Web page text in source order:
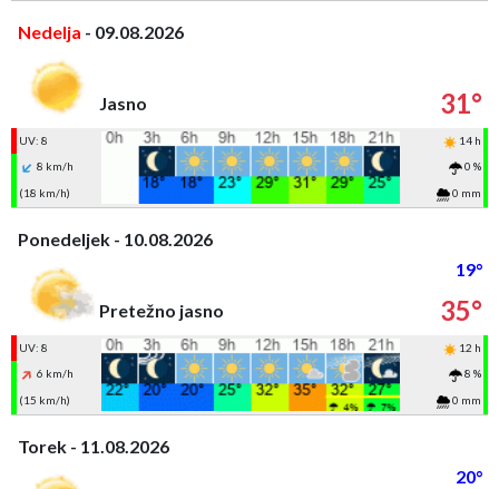
Nedelja - 09.08.2026
Jasno 31°
UV: 8
14 h
8 km/h
0 %
(18 km/h)
0 mm
Ponedeljek - 10.08.2026
19°
Pretežno jasno
35°
UV: 8
12 h
6 km/h
8 %
(15 km/h)
0 mm
Torek - 11.08.2026
20°